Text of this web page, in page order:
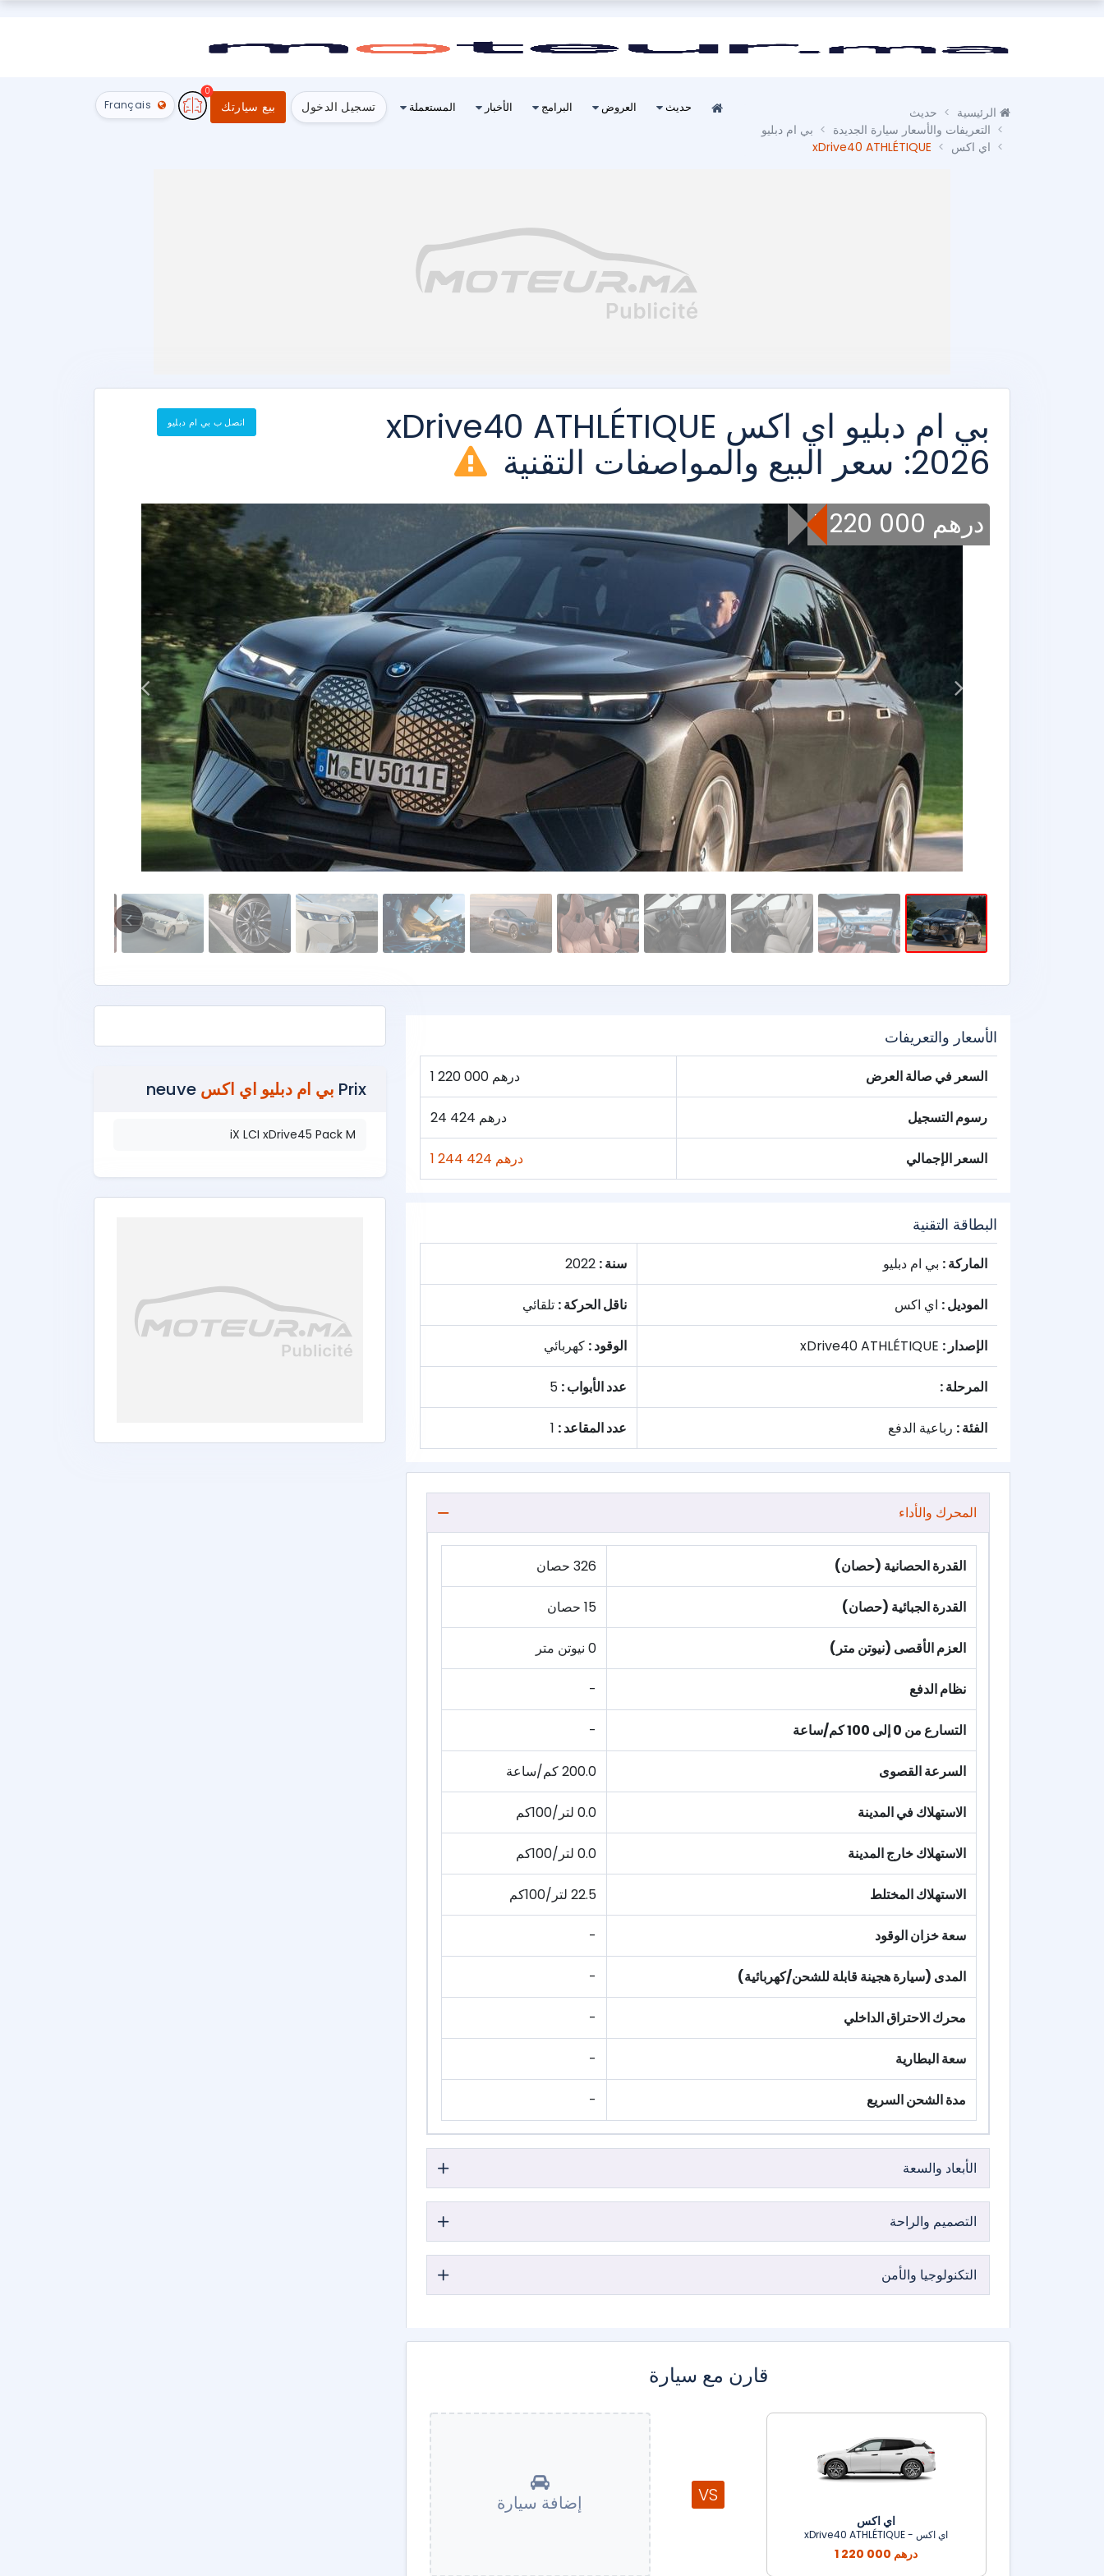
حديث العروض البرامج الأخبار المستعملة تسجيل الدخول بيع سيارتك
0
Français
حديث
التعريفات والأسعار سيارة الجديدة
بي ام دبليو
اي اكس
xDrive40 ATHLÉTIQUE
بي ام دبليو اي اكس xDrive40 ATHLÉTIQUE
2026: سعر البيع والمواصفات التقنية
اتصل ب بي ام دبليو
1 220 000 درهم
الأسعار والتعريفات
السعر في صالة العرض 1 220 000 درهم
رسوم التسجيل 24 424 درهم
السعر الإجمالي 1 244 424 درهم
البطاقة التقنية
الماركة : بي ام دبليو سنة :
الموديل : اي اكس ناقل الحركة : تلقائي
الإصدار : الوقود : كهربائي
المرحلة : عدد الأبواب :
الفئة : رباعية الدفع عدد المقاعد :
المحرك والأداء
القدرة الحصانية (حصان) 326 حصان
القدرة الجبائية (حصان) 15 حصان
العزم الأقصى (نيوتن متر) 0 نيوتن متر
نظام الدفع -
التسارع من 0 إلى 100 كم/ساعة -
السرعة القصوى 200.0 كم/ساعة
الاستهلاك في المدينة 0.0 لتر/100كم
الاستهلاك خارج المدينة 0.0 لتر/100كم
الاستهلاك المختلط 22.5 لتر/100كم
سعة خزان الوقود -
المدى (سيارة هجينة قابلة للشحن/كهربائية) -
محرك الاحتراق الداخلي -
سعة البطارية -
مدة الشحن السريع -
الأبعاد والسعة
التصميم والراحة
التكنولوجيا والأمن
قارن مع سيارة
اي اكس
اي اكس - xDrive40 ATHLÉTIQUE
1 220 000 درهم
VS إضافة سيارة
Prix بي ام دبليو اي اكس
iX LCI xDrive45 Pack M